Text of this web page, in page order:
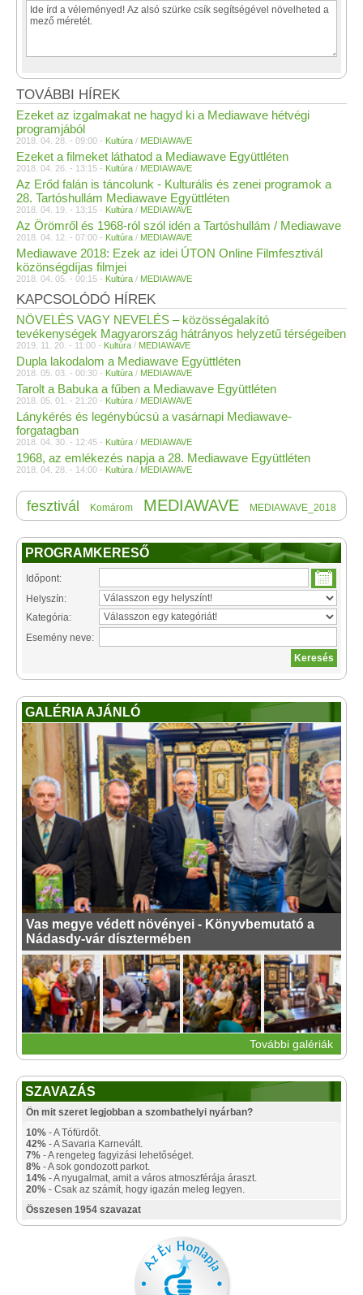
TOVÁBBI HÍREK
Ezeket az izgalmakat ne hagyd ki a Mediawave hétvégi
programjából
2018. 04. 28. - 09:00 - Kultúra / MEDIAWAVE
Ezeket a filmeket láthatod a Mediawave Együttléten
2018. 04. 26. - 13:15 - Kultúra / MEDIAWAVE
Az Erőd falán is táncolunk - Kulturális és zenei programok a
28. Tartóshullám Mediawave Együttléten
2018. 04. 19. - 13:15 - Kultúra / MEDIAWAVE
Az Örömről és 1968-ról szól idén a Tartóshullám / Mediawave
2018. 04. 12. - 07:00 - Kultúra / MEDIAWAVE
Mediawave 2018: Ezek az idei ÚTON Online Filmfesztivál
közönségdíjas filmjei
2018. 04. 05. - 00:15 - Kultúra / MEDIAWAVE
KAPCSOLÓDÓ HÍREK
NÖVELÉS VAGY NEVELÉS – közösségalakító
tevékenységek Magyarország hátrányos helyzetű térségeiben
2019. 11. 20. - 11:00 - Kultúra / MEDIAWAVE
Dupla lakodalom a Mediawave Együttléten
2018. 05. 03. - 00:30 - Kultúra / MEDIAWAVE
Tarolt a Babuka a fűben a Mediawave Együttléten
2018. 05. 01. - 21:20 - Kultúra / MEDIAWAVE
Lánykérés és legénybúcsú a vasárnapi Mediawave-
forgatagban
2018. 04. 30. - 12:45 - Kultúra / MEDIAWAVE
1968, az emlékezés napja a 28. Mediawave Együttléten
2018. 04. 28. - 14:00 - Kultúra / MEDIAWAVE
fesztivál Komárom MEDIAWAVE MEDIAWAVE_2018
PROGRAMKERESŐ
Időpont:
Helyszín:
Kategória:
Esemény neve:
GALÉRIA AJÁNLÓ
Vas megye védett növényei - Könyvbemutató a
Nádasdy-vár dísztermében
További galériák
SZAVAZÁS
Ön mit szeret legjobban a szombathelyi nyárban?
10% - A Tófürdőt.
42% - A Savaria Karnevált.
7% - A rengeteg fagyizási lehetőséget.
8% - A sok gondozott parkot.
14% - A nyugalmat, amit a város atmoszférája áraszt.
20% - Csak az számít, hogy igazán meleg legyen.
Összesen 1954 szavazat